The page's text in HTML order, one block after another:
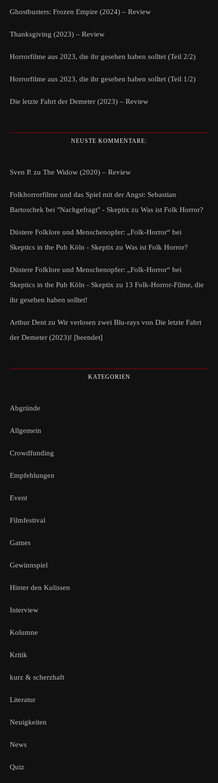
Ghostbusters: Frozen Empire (2024) – Review
Thanksgiving (2023) – Review
Horrorfilme aus 2023, die ihr gesehen haben solltet (Teil 2/2)
Horrorfilme aus 2023, die ihr gesehen haben solltet (Teil 1/2)
Die letzte Fahrt der Demeter (2023) – Review
NEUSTE KOMMENTARE:
Sven P. zu The Widow (2020) – Review
Folkhorrorfilme und das Spiel mit der Angst: Sebastian
Bartoschek bei "Nachgefragt" - Skeptix zu Was ist Folk Horror?
Düstere Folklore und Menschenopfer: „Folk-Horror“ bei
Skeptics in the Pub Köln - Skeptix zu Was ist Folk Horror?
Düstere Folklore und Menschenopfer: „Folk-Horror“ bei
Skeptics in the Pub Köln - Skeptix zu 13 Folk-Horror-Filme, die
ihr gesehen haben solltet!
Arthur Dent zu Wir verlosen zwei Blu-rays von Die letzte Fahrt
der Demeter (2023)! [beendet]
KATEGORIEN
Abgründe
Allgemein
Crowdfunding
Empfehlungen
Event
Filmfestival
Games
Gewinnspiel
Hinter den Kulissen
Interview
Kolumne
Kritik
kurz & scherzhaft
Literatur
Neuigkeiten
News
Quiz